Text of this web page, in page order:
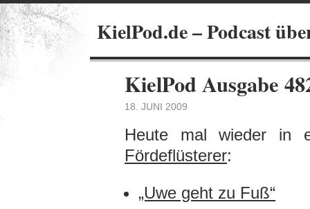
KielPod.de – Podcast
KielPod Ausgabe
18. JUNI 2009
Heute mal wieder in
Fördeflüsterer:
„Uwe geht zu Fuß“